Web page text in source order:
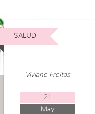
SALUD
Viviane Freitas
21
May